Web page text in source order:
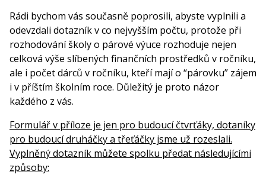
Rádi bychom vás současně poprosili, abyste vyplnili a
odevzdali dotazník v co nejvyšším počtu, protože při
rozhodování školy o párové výuce rozhoduje nejen
celková výše slíbených finančních prostředků v ročníku,
ale i počet dárců v ročníku, kteří mají o “párovku” zájem
i v příštím školním roce. Důležitý je proto názor
každého z vás.
Formulář v příloze je jen pro budoucí čtvrťáky, dotaníky
pro budoucí druháčky a třeťáčky jsme už rozeslali.
Vyplněný dotazník můžete spolku předat následujícími
způsoby: